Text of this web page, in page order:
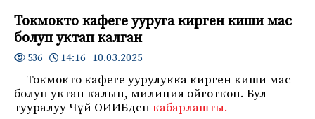
Токмокто кафеге ууруга кирген киши мас
болуп уктап калган
536 14:16 10.03.2025
Токмокто кафеге уурулукка кирген киши мас
болуп уктап калып, милиция ойготкон. Бул
тууралуу Чүй ОИИБденкабарлашты.